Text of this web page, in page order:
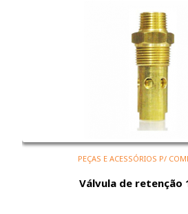
PEÇAS E ACESSÓRIOS P/
Válvula de retenção